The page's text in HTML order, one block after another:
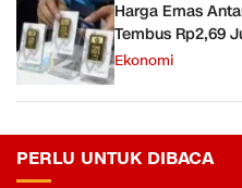
Harga Emas
Tembus Rp2,69
Ekonomi
PERLU UNTUK DIBACA